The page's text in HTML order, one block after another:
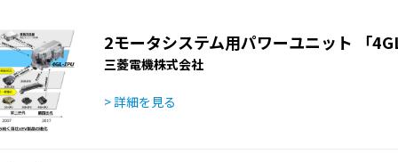
2モータシステム用パワーユニット 「
三菱電機株式会社
> 詳細を見る